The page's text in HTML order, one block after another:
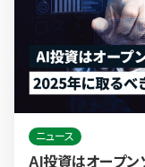
ニュース
AI投資はオープ